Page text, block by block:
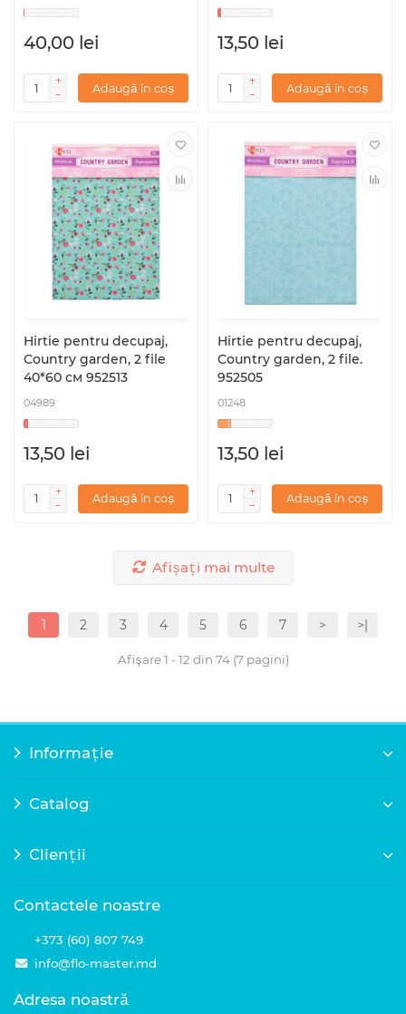
40,00 lei
Adaugă în coș
13,50 lei
Adaugă în coș
Hirtie pentru decupaj,
Country garden, 2 file
40*60 см 952513
04989
13,50 lei
Adaugă în coș
Hirtie pentru decupaj,
Country garden, 2 file.
952505
01248
13,50 lei
Adaugă în coș
Afișați mai multe
1 2 3 4 5 6 7 > >|
Afişare 1 - 12 din 74 (7 pagini)
Informație
Catalog
Clienții
Contactele noastre
+373 (60) 807 749
info@flo-master.md
Adresa noastră